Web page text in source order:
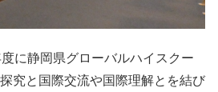
に静岡県グローバルハイスクー
究と国際交流や国際理解とを結び